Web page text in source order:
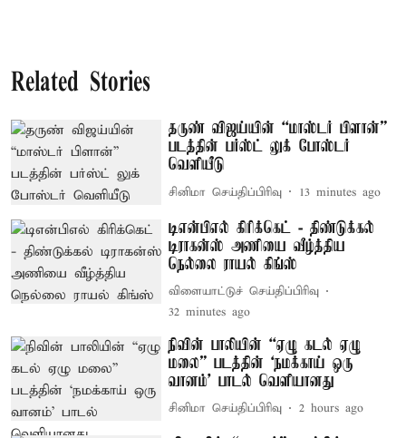
Related Stories
தருண் விஜய்யின் “மாஸ்டர் பிளான்”
படத்தின் பர்ஸ்ட் லுக் போஸ்டர்
வெளியீடு
சினிமா செய்திப்பிரிவு 13 minutes ago
டிஎன்பிஎல் கிரிக்கெட் - திண்டுக்கல்
டிராகன்ஸ் அணியை வீழ்த்திய
நெல்லை ராயல் கிங்ஸ்
விளையாட்டுச் செய்திப்பிரிவு
32 minutes ago
நிவின் பாலியின் “ஏழு கடல் ஏழு
மலை” படத்தின் ‘நமக்காய் ஒரு
வானம்’ பாடல் வெளியானது
சினிமா செய்திப்பிரிவு 2 hours ago